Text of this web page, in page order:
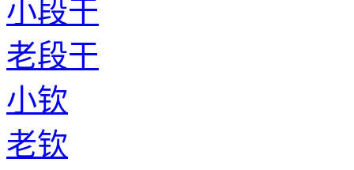
小段干
老段干
小钦
老钦